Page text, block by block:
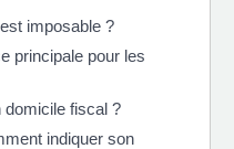
imposable ?
principale pour les
fiscal ?
indiquer son